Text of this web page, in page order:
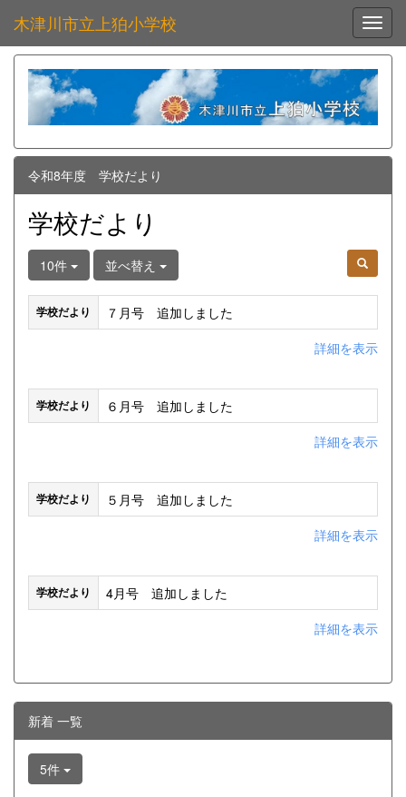
木津川市立上狛小学校
令和8年度 学校だより
学校だより
10件 並べ替え
学校だより
７月号 追加しました
詳細を表示
学校だより
６月号 追加しました
詳細を表示
学校だより
５月号 追加しました
詳細を表示
学校だより
4月号 追加しました
詳細を表示
新着 一覧
5件